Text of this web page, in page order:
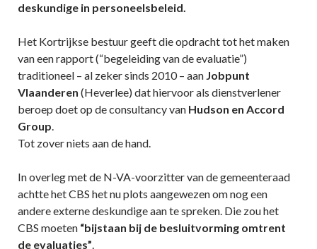
deskundige in personeelsbeleid.
Het Kortrijkse bestuur geeft die opdracht tot het maken
van een rapport (“begeleiding van de evaluatie”)
traditioneel – al zeker sinds 2010 – aan Jobpunt
Vlaanderen (Heverlee) dat hiervoor als dienstverlener
beroep doet op de consultancy van Hudson en Accord
Group.
Tot zover niets aan de hand.
In overleg met de N-VA-voorzitter van de gemeenteraad
achtte het CBS het nu plots aangewezen om nog een
andere externe deskundige aan te spreken. Die zou het
CBS moeten “bijstaan bij de besluitvorming omtrent
de evaluaties”.